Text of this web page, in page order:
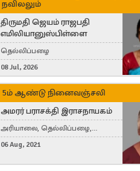
நவிலலும்
திருமதி ஜெயம் ராஜபதி
எமிலியானுஸ்பிள்ளை
தெல்லிப்பழை
08 Jul, 2026
5ம் ஆண்டு நினைவஞ்சலி
அமரர் பராசக்தி இராசநாயகம்
அரியாலை, தெல்லிப்பழை,
Montreal, Canada
06 Aug, 2021